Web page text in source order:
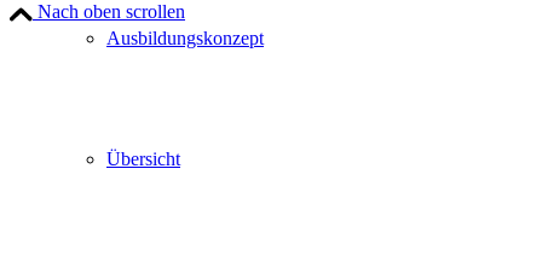
Ausbildungskonzept
Übersicht
Nach oben scrollen